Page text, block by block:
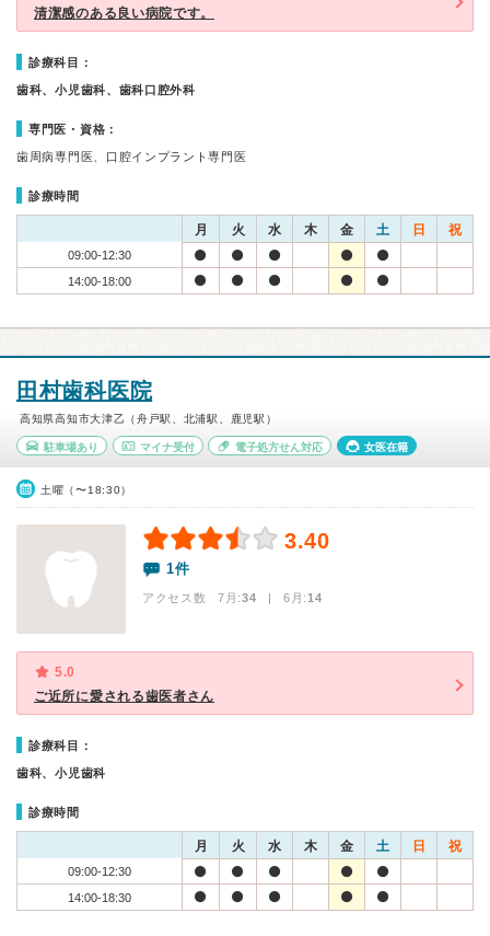
清潔感のある良い病院です。
診療科目：
歯科、小児歯科、歯科口腔外科
専門医・資格：
歯周病専門医、口腔インプラント専門医
診療時間
月 火 水 木 金 土 日 祝
09:00-12:30
14:00-18:00
田村歯科医院
高知県高知市大津乙（舟戸駅、北浦駅、鹿児駅）
駐車場あり マイナ受付 電子処方せん対応 女医在籍
土曜（〜18:30）
3.40
1件
アクセス数 7月:34 | 6月:14
5.0
ご近所に愛される歯医者さん
診療科目：
歯科、小児歯科
診療時間
月 火 水 木 金 土 日 祝
09:00-12:30
14:00-18:30